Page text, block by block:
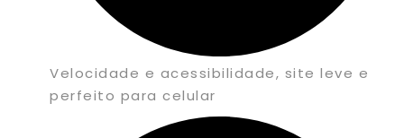
Velocidade e acessibilidade, site leve e
perfeito para celular